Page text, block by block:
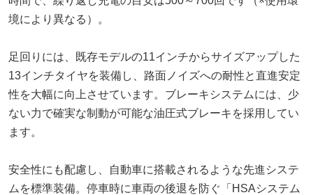
境により異なる）。
足回りには、既存モデルの11インチからサイズアップした
13インチタイヤを装備し、路面ノイズへの耐性と直進安定
性を大幅に向上させています。ブレーキシステムには、少
ない力で確実な制動が可能な油圧式ブレーキを採用してい
ます。
安全性にも配慮し、自動車に搭載されるような先進システ
ムを標準装備。停車時に車両の後退を防ぐ「HSAシステム